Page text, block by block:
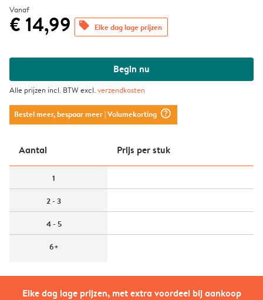
Elke dag lage prijzen, met extra voordeel bij aankoop
Vanaf
€ 14,99 offers Elke dag lage prijzen
Begin nu
Alle prijzen incl. BTW excl.verzendkosten
Bestel meer, bespaar meer| Volumekorting question_mark_circle
Aantal Prijs per stuk
1
2 - 3
4 - 5
6+